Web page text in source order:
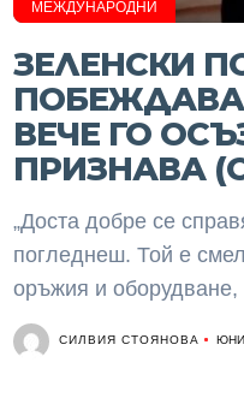
МЕЖДУНАРОДНИ
ЗЕЛЕНСКИ
ВЕЧЕ ГО
ПРИЗНАВА
„Доста добре се
погледнеш. Той е
оръжия и оборудване,
СИЛВИЯ СТОЯНОВА ЮНИ